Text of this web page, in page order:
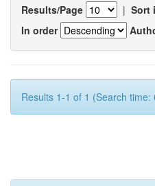
Results/Page | Sort
In order
Results 1-1 of 1 (Search time: